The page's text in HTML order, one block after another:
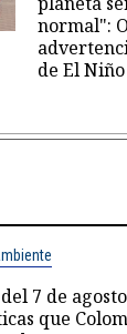
normal":
de El
7 de
que